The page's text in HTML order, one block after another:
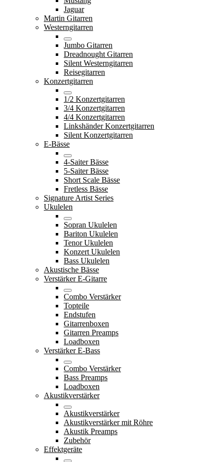
Jaguar
Martin Gitarren
Westerngitarren
Jumbo Gitarren
Dreadnought Gitarren
Silent Westerngitarren
Reisegitarren
Konzertgitarren
1/2 Konzertgitarren
3/4 Konzertgitarren
4/4 Konzertgitarren
Linkshänder Konzertgitarren
Silent Konzertgitarren
E-Bässe
4-Saiter Bässe
5-Saiter Bässe
Short Scale Bässe
Fretless Bässe
Signature Artist Series
Ukulelen
Sopran Ukulelen
Bariton Ukulelen
Tenor Ukulelen
Konzert Ukulelen
Bass Ukulelen
Akustische Bässe
Verstärker E-Gitarre
Combo Verstärker
Topteile
Endstufen
Gitarrenboxen
Gitarren Preamps
Loadboxen
Verstärker E-Bass
Combo Verstärker
Bass Preamps
Loadboxen
Akustikverstärker
Akustikverstärker
Akustikverstärker mit Röhre
Akustik Preamps
Zubehör
Effektgeräte